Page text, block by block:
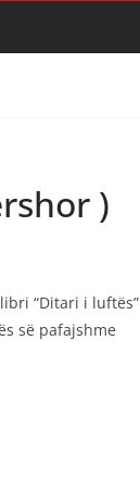
)
“Ditari i luftës”
së pafajshme